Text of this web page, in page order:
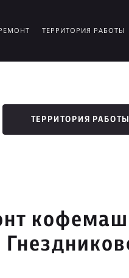
ТЕРРИТОРИЯ РАБОТЫ
ТЕРРИТОРИЯ РАБОТЫ